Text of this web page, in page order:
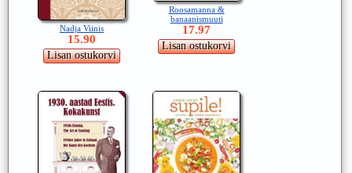
Nadja Viinis
15.90
Roosamanna &
banaanismuuti
17.97